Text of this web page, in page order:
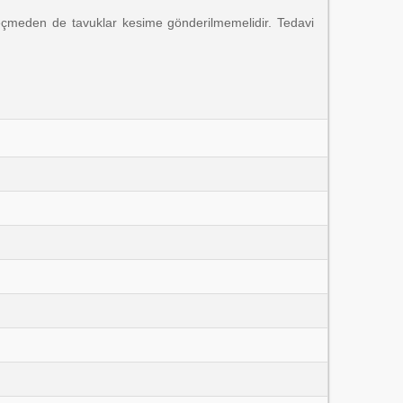
de tavuklar kesime gönderilmemelidir. Tedavi